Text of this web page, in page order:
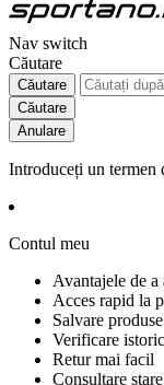
Nav switch
Căutare
Căutare
Căutare
Anulare
Introduceți un termen
Contul meu
Avantajele de a
Acces rapid la
Salvare
Verificare
Retur mai facil
Consultare